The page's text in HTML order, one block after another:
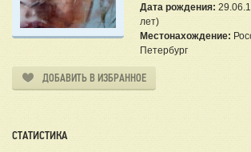
Дата рождения:
лет)
Местонахождение:
Петербург
ДОБАВИТЬ В ИЗБРАННОЕ
СТАТИСТИКА